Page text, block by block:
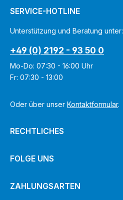
SERVICE-HOTLINE
Unterstützung und Beratung unter:
+49 (0) 2192 - 93 50 0
Mo-Do: 07:30 - 16:00 Uhr
Fr: 07:30 - 13:00
Oder über unser Kontaktformular.
RECHTLICHES
FOLGE UNS
ZAHLUNGSARTEN